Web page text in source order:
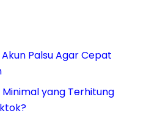
Palsu Agar Cepat
yang Terhitung